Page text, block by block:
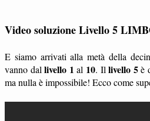
Video soluzione Livello 5
E siamo arrivati alla metà della
vanno dallivello 1 al 10. Illivello 5è
ma nulla è impossibile! Ecco come